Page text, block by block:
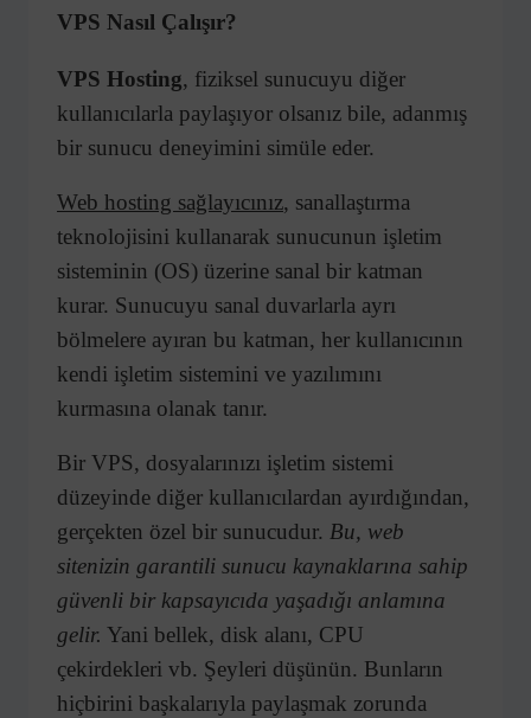
VPS Nasıl Çalışır?
VPS Hosting, fiziksel sunucuyu diğer
kullanıcılarla paylaşıyor olsanız bile, adanmış
bir sunucu deneyimini simüle eder.
Web hosting sağlayıcınız, sanallaştırma
teknolojisini kullanarak sunucunun işletim
sisteminin (OS) üzerine sanal bir katman
kurar. Sunucuyu sanal duvarlarla ayrı
bölmelere ayıran bu katman, her kullanıcının
kendi işletim sistemini ve yazılımını
kurmasına olanak tanır.
Bir VPS, dosyalarınızı işletim sistemi
düzeyinde diğer kullanıcılardan ayırdığından,
gerçekten özel bir sunucudur. Bu, web
sitenizin garantili sunucu kaynaklarına sahip
güvenli bir kapsayıcıda yaşadığı anlamına
gelir. Yani bellek, disk alanı, CPU
çekirdekleri vb. Şeyleri düşünün. Bunların
hiçbirini başkalarıyla paylaşmak zorunda